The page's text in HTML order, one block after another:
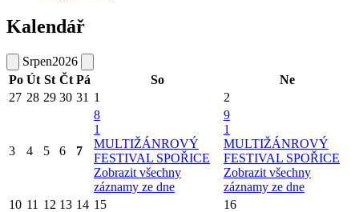
Kalendář
Srpen2026
Po Út St Čt Pá So
Ne
27 28 29 30 31 1 2
3 4 5 6 7
8
1
MULTIŽÁNROVÝ
FESTIVAL SPOŘICE
Zobrazit všechny
záznamy ze dne
9
1
MULTIŽÁNROVÝ
FESTIVAL SPOŘICE
Zobrazit všechny
záznamy ze dne
10 11 12 13 14 15
16